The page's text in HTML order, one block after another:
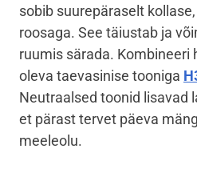
sobib suurepäraselt
roosaga. See täiustab ja
ruumis särada. Kombineeri
oleva taevasinise tooniga
Neutraalsed toonid lisavad
et pärast tervet päeva
meeleolu.